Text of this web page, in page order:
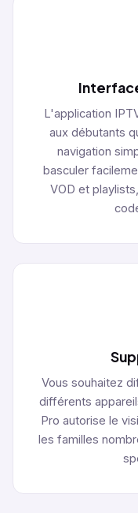
L'application
aux débutants
navigation
basculer
VOD et
Vous souhaitez
différents
Pro autorise le
les familles